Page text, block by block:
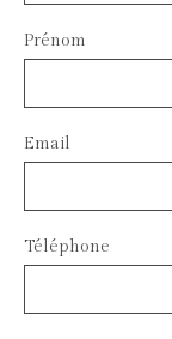
Prénom
Email
Téléphone